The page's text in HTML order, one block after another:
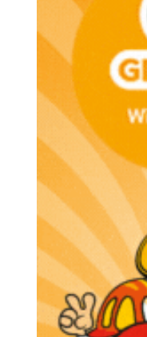
Sport
Panorama
Mein Stadtteil
Galerie
Verkehrsmeldungen